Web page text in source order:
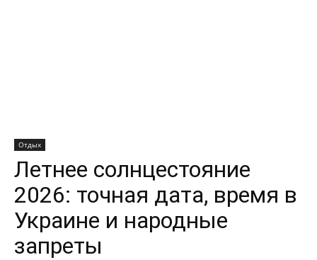
Отдых
Летнее солнцестояние
2026: точная дата, время в
Украине и народные
запреты